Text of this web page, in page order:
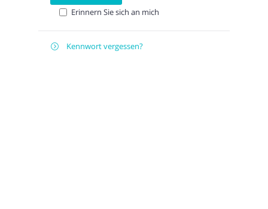
Erinnern Sie sich an mich
 Kennwort vergessen?